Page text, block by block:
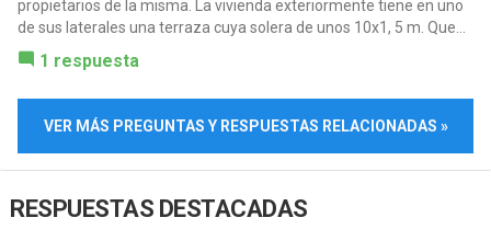
propietarios de la misma. La vivienda exteriormente tiene en uno
de sus laterales una terraza cuya solera de unos 10x1, 5 m. Que...
1 respuesta
VER MÁS PREGUNTAS Y RESPUESTAS RELACIONADAS »
RESPUESTAS DESTACADAS